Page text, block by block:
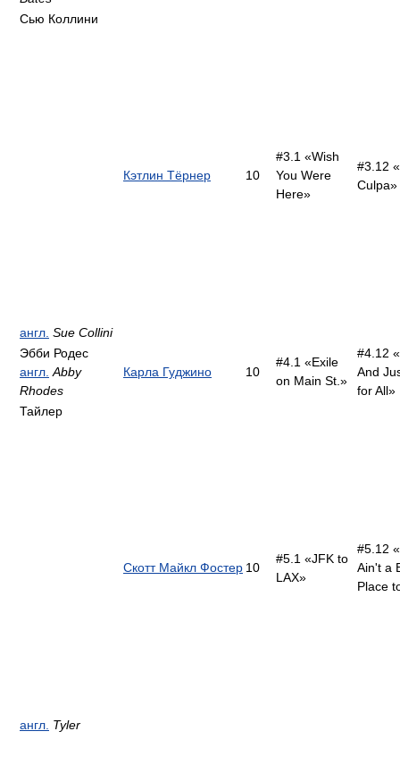
Сью Коллини
англ. Sue Collini
Кэтлин Тёрнер 10
#3.1 «Wish
You Were
Here»
#3.12
Culpa»
Эбби Родес
англ. Abby
Rhodes
Карла Гуджино 10
#4.1 «Exile
on Main St.»
#4.12
And
for All»
Тайлер
англ. Tyler
Скотт Майкл Фостер 10
#5.1 «JFK to
LAX»
#5.12
Ain't a
Place